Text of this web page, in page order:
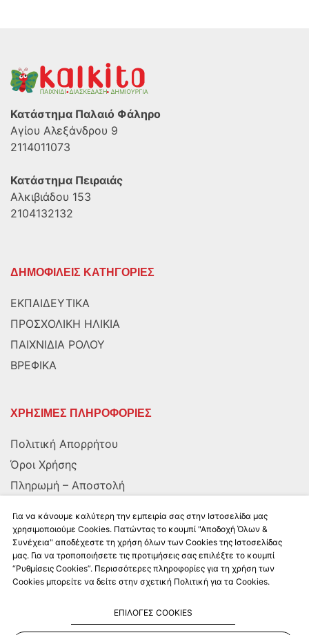
Κατάστημα Παλαιό Φάληρο
Αγίου Αλεξάνδρου 9
2114011073
Κατάστημα Πειραιάς
Αλκιβιάδου 153
2104132132
ΔΗΜΟΦΙΛΕΙΣ ΚΑΤΗΓΟΡΙΕΣ
ΕΚΠΑΙΔΕΥΤΙΚΑ
ΠΡΟΣΧΟΛΙΚΗ ΗΛΙΚΙΑ
ΠΑΙΧΝΙΔΙΑ ΡΟΛΟΥ
ΒΡΕΦΙΚΑ
ΧΡΗΣΙΜΕΣ ΠΛΗΡΟΦΟΡΙΕΣ
Πολιτική Απορρήτου
Όροι Χρήσης
Πληρωμή – Αποστολή
ΑΚΟΛΟΥΘΗΣΤΕ ΜΑΣ
Για να κάνουμε καλύτερη την εμπειρία σας στην Ιστοσελίδα μας
χρησιμοποιούμε Cookies. Πατώντας το κουμπί "Αποδοχή Όλων &
Συνέχεια" αποδέχεστε τη χρήση όλων των Cookies της Ιστοσελίδας
μας. Για να τροποποιήσετε τις προτιμήσεις σας επιλέξτε το κουμπί
“Ρυθμίσεις Cookies”. Περισσότερες πληροφορίες για τη χρήση των
Cookies μπορείτε να δείτε στην σχετική Πολιτική για τα Cookies.
ΕΠΙΛΟΓΕΣ COOKIES